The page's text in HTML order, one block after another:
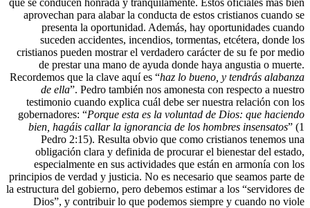
que se conducen honrada y tranquilamente.
aprovechan para alabar la conducta de
presenta la oportunidad. Además,
suceden accidentes, incendios,
cristianos pueden mostrar el verdadero
de prestar una mano de ayuda donde
Recordemos que la clave aquí es “ haz lo
de ella”. Pedro también nos
testimonio cuando explica cuál debe ser
gobernadores: “Porque esta es la
bien, hagáis callar la ignorancia de los
Pedro 2:15). Resulta obvio que
obligación clara y definida de procurar
especialmente en sus actividades que
principios de verdad y justicia. No es
la estructura del gobierno, pero debemos
Dios”, y contribuir lo que podemos